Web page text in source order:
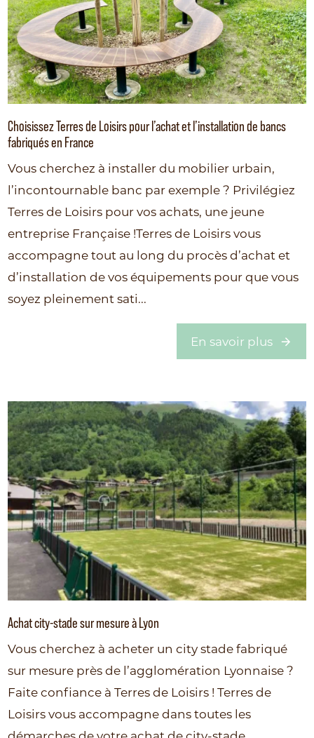
Choisissez Terres de Loisirs pour l’achat et l’installation de bancs
fabriqués en France
Vous cherchez à installer du mobilier urbain,
l’incontournable banc par exemple ? Privilégiez
Terres de Loisirs pour vos achats, une jeune
entreprise Française !Terres de Loisirs vous
accompagne tout au long du procès d’achat et
d’installation de vos équipements pour que vous
soyez pleinement sati...
En savoir plus
Achat city-stade sur mesure à Lyon
Vous cherchez à acheter un city stade fabriqué
sur mesure près de l’agglomération Lyonnaise ?
Faite confiance à Terres de Loisirs ! Terres de
Loisirs vous accompagne dans toutes les